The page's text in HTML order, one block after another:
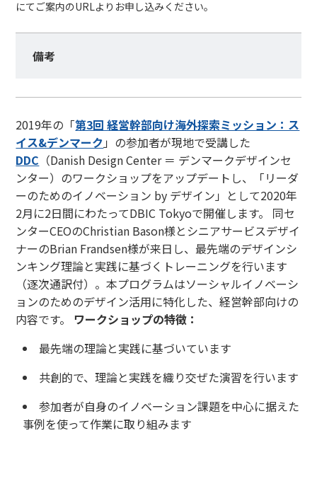
にてご案内のURLよりお申し込みください。
備考
2019年の「第3回 経営幹部向け海外探索ミッション：ス
イス&デンマーク 」の参加者が現地で受講した
DDC （Danish Design Center ＝ デンマークデザインセ
ンター）のワークショップをアップデートし、「リーダ
ーのためのイノベーション by デザイン」として2020年
2月に2日間にわたってDBIC Tokyoで開催します。 同セ
ンターCEOのChristian Bason様とシニアサービスデザイ
ナーのBrian Frandsen様が来日し、最先端のデザインシ
ンキング理論と実践に基づくトレーニングを行います
（逐次通訳付）。本プログラムはソーシャルイノベーシ
ョンのためのデザイン活用に特化した、経営幹部向けの
内容です。 ワークショップの特徴：
最先端の理論と実践に基づいています
共創的で、理論と実践を織り交ぜた演習を行います
参加者が自身のイノベーション課題を中心に据えた
事例を使って作業に取り組みます